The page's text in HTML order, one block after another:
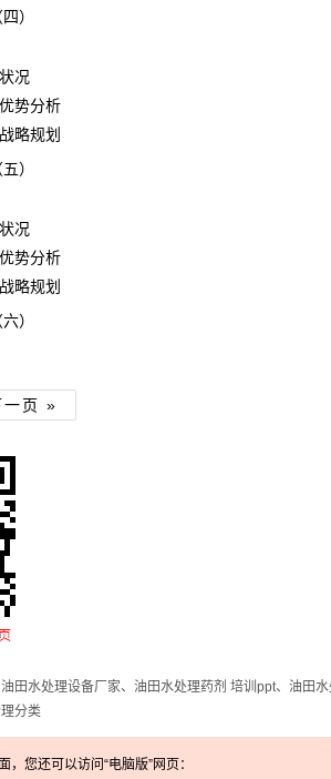
）
况
分析
规划
）
况
分析
规划
）
一页 »
田水处理设备厂家、油田水处理药剂 培训ppt、油田
分类
，您还可以访问“电脑版”网页：